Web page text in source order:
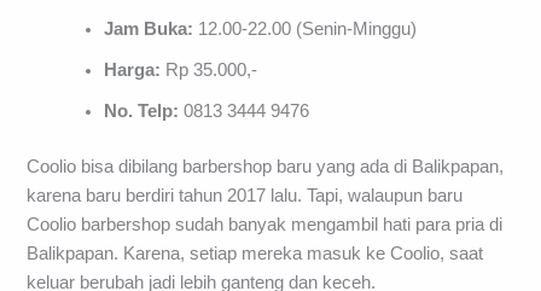
Jam Buka: 12.00-22.00 (Senin-Minggu)
Harga: Rp 35.000,-
No. Telp: 0813 3444 9476
Coolio bisa dibilang barbershop baru yang ada di Balikpapan,
karena baru berdiri tahun 2017 lalu. Tapi, walaupun baru
Coolio barbershop sudah banyak mengambil hati para pria di
Balikpapan. Karena, setiap mereka masuk ke Coolio, saat
keluar berubah jadi lebih ganteng dan keceh.